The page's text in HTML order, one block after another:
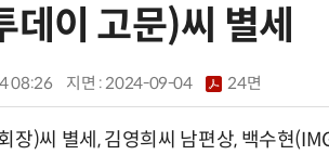
이 고문)씨 별세
08:26 지면 :2024-09-04 24면
)씨 별세, 김영희씨 남편상, 백수현